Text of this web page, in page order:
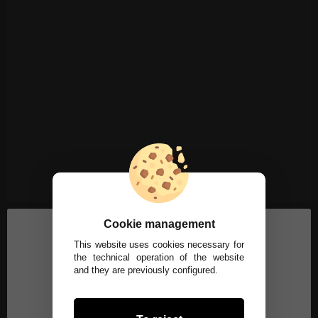
Cookie management
This website uses cookies necessary for
the technical operation of the website
and they are previously configured.